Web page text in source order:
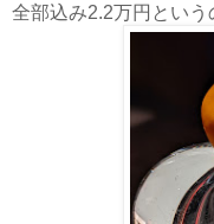
全部込み2.2万円という